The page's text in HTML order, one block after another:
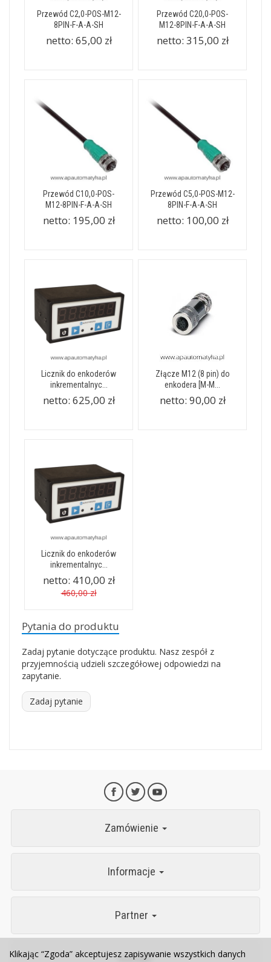
Przewód C2,0-POS-M12-
8PIN-F-A-A-SH
netto: 65,00 zł
Przewód C20,0-POS-
M12-8PIN-F-A-A-SH
netto: 315,00 zł
Przewód C10,0-POS-
M12-8PIN-F-A-A-SH
netto: 195,00 zł
Przewód C5,0-POS-M12-
8PIN-F-A-A-SH
netto: 100,00 zł
Licznik do enkoderów
inkrementalnyc...
netto: 625,00 zł
Złącze M12 (8 pin) do
enkodera [M-M...
netto: 90,00 zł
Licznik do enkoderów
inkrementalnyc...
netto: 410,00 zł
460,00 zł
Pytania do produktu
Zadaj pytanie dotyczące produktu. Nasz zespół z
przyjemnością udzieli szczegółowej odpowiedzi na
zapytanie.
Zadaj pytanie
Zamówienie
Informacje
Partner
Kontakt
Klikając “Zgoda” akceptujesz zapisywanie wszystkich danych